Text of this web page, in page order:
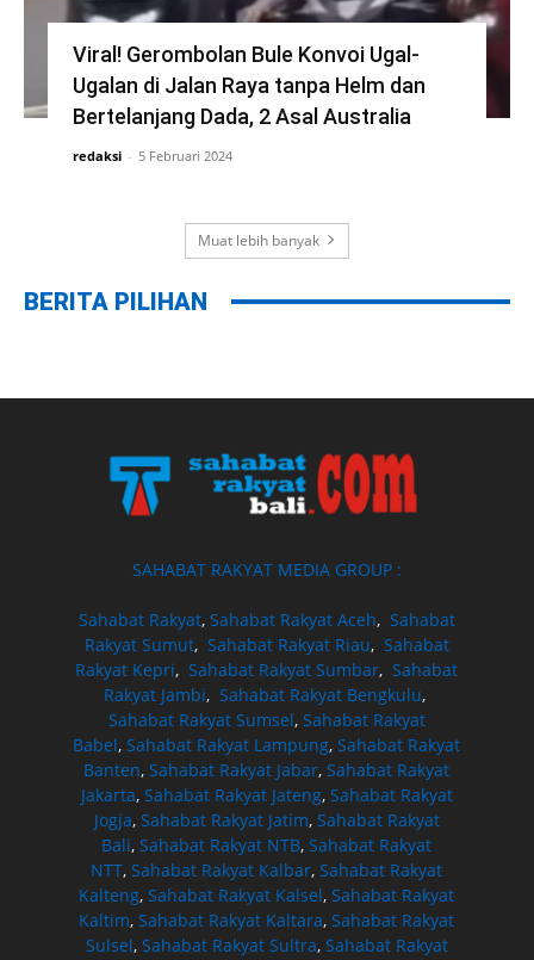
Viral! Gerombolan Bule Konvoi Ugal-
Ugalan di Jalan Raya tanpa Helm dan
Bertelanjang Dada, 2 Asal Australia
redaksi - 5 Februari 2024
Muat lebih banyak
BERITA PILIHAN
SAHABAT RAKYAT MEDIA GROUP :
Sahabat Rakyat, Sahabat Rakyat Aceh, Sahabat
Rakyat Sumut, Sahabat Rakyat Riau, Sahabat
Rakyat Kepri,Sahabat Rakyat Sumbar,Sahabat
Rakyat Jambi, Sahabat Rakyat Bengkulu,
Sahabat Rakyat Sumsel, Sahabat Rakyat
Babel,Sahabat Rakyat Lampung,Sahabat Rakyat
Banten,Sahabat Rakyat Jabar,Sahabat Rakyat
Jakarta, Sahabat Rakyat Jateng, Sahabat Rakyat
Jogja, Sahabat Rakyat Jatim, Sahabat Rakyat
Bali,Sahabat Rakyat NTB,Sahabat Rakyat
NTT,Sahabat Rakyat Kalbar,Sahabat Rakyat
Kalteng,Sahabat Rakyat Kalsel,Sahabat Rakyat
Kaltim,Sahabat Rakyat Kaltara,Sahabat Rakyat
Sulsel, Sahabat Rakyat Sultra, Sahabat Rakyat